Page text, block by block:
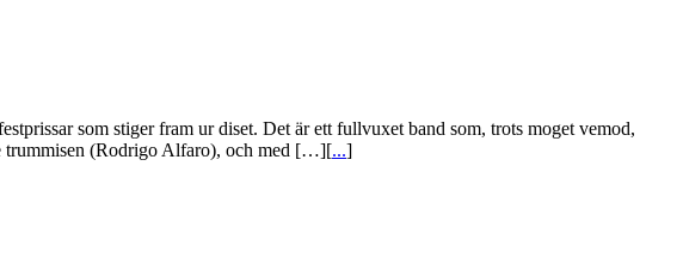
som stiger fram ur diset. Det är ett fullvuxet band som, trots moget vemod,
trummisen (Rodrigo Alfaro), och med […][...]